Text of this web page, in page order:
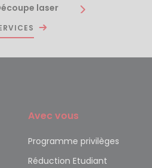
laser
Avec vous
Programme privilèges
Réduction Etudiant